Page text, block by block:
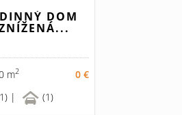
DOM
m2
0 €
| (1)